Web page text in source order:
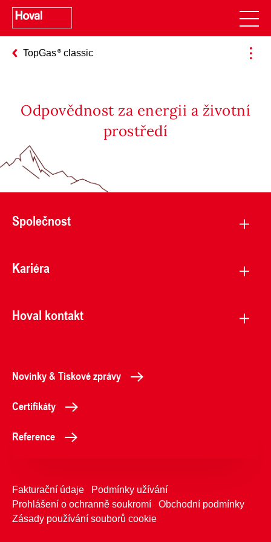
TopGas classic
Odpovědnost za energii a životní
prostředí
Společnost
Kariéra
Hoval kontakt
Novinky & Tiskové zprávy
Certifikáty
Reference
Fakturační údaje
Podmínky užívání
Prohlášení o ochranně soukromí
Obchodní podmínky
Zásady používání souborů cookie